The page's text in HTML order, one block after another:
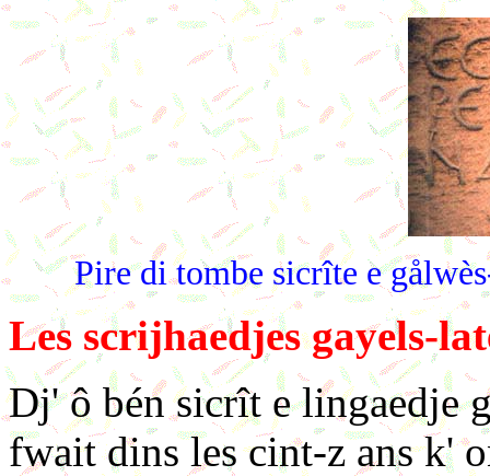
Pire di tombe sicrîte e
Les scrijhaedjes gayels-
Dj' ô bén sicrît e lingaedje
fwait dins les cint-z ans k'